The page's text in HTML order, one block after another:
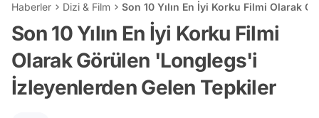
Haberler Dizi & Film Son 10 Yılın En İyi Korku Filmi Olarak
Son 10 Yılın En İyi Korku Filmi
Olarak Görülen 'Longlegs'i
İzleyenlerden Gelen Tepkiler